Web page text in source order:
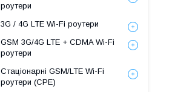
роутери
3G / 4G LTE Wi-Fi роутери
GSM 3G/4G LTE + CDMA Wi-Fi
роутери
Стаціонарні GSM/LTE Wi-Fi
роутери (CPE)